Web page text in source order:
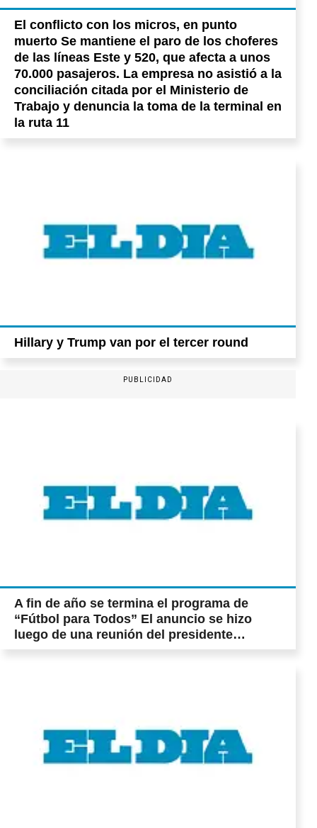
El conflicto con los micros, en punto
muerto Se mantiene el paro de los choferes
de las líneas Este y 520, que afecta a unos
70.000 pasajeros. La empresa no asistió a la
conciliación citada por el Ministerio de
Trabajo y denuncia la toma de la terminal en
la ruta 11
Hillary y Trump van por el tercer round
PUBLICIDAD
A fin de año se termina el programa de
“Fútbol para Todos” El anuncio se hizo
luego de una reunión del presidente
Mauricio Macri con el titular de FPT,
negra” contra los femicidios La protesta,
convocada por redes sociales, se hará
sentir entre las 12 y las 13. A las 17 habrá